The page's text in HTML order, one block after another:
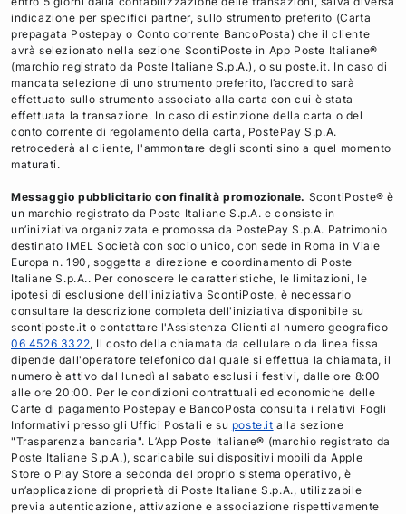
a
c
e
b
o
o
k
w
i
t
t
e
r
i
n
k
e
d
n
indicazione per specifici partner, sullo strumento preferito (Carta
prepagata Postepay o Conto corrente BancoPosta) che il cliente
avrà selezionato nella sezione ScontiPoste in App Poste Italiane®
(marchio registrato da Poste Italiane S.p.A.), o su poste.it. In caso di
mancata selezione di uno strumento preferito, l’accredito sarà
effettuato sullo strumento associato alla carta con cui è stata
effettuata la transazione. In caso di estinzione della carta o del
conto corrente di regolamento della carta, PostePay S.p.A.
retrocederà al cliente, l'ammontare degli sconti sino a quel momento
maturati.
Messaggio pubblicitario con finalità promozionale. ScontiPoste® è
un marchio registrato da Poste Italiane S.p.A. e consiste in
un’iniziativa organizzata e promossa da PostePay S.p.A. Patrimonio
destinato IMEL Società con socio unico, con sede in Roma in Viale
Europa n. 190, soggetta a direzione e coordinamento di Poste
Italiane S.p.A.. Per conoscere le caratteristiche, le limitazioni, le
ipotesi di esclusione dell'iniziativa ScontiPoste, è necessario
consultare la descrizione completa dell'iniziativa disponibile su
scontiposte.it o contattare l'Assistenza Clienti al numero geografico
06 4526 3322, Il costo della chiamata da cellulare o da linea fissa
dipende dall'operatore telefonico dal quale si effettua la chiamata, il
numero è attivo dal lunedì al sabato esclusi i festivi, dalle ore 8:00
alle ore 20:00. Per le condizioni contrattuali ed economiche delle
Carte di pagamento Postepay e BancoPosta consulta i relativi Fogli
Informativi presso gli Uffici Postali e su poste.it alla sezione
"Trasparenza bancaria". L’App Poste Italiane® (marchio registrato da
Poste Italiane S.p.A.), scaricabile sui dispositivi mobili da Apple
Store o Play Store a seconda del proprio sistema operativo, è
un’applicazione di proprietà di Poste Italiane S.p.A., utilizzabile
previa autenticazione, attivazione e associazione rispettivamente